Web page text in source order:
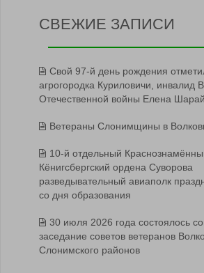
СВЕЖИЕ ЗАПИСИ
Свой 97-й день рождения
агрогородка Куриловичи, инвалид
Отечественной войны Елена Шарай
Ветераны Слонимщины в
10-й отдельный
Кёнигсбергский ордена Суворова
разведывательный авиаполк
со дня образования
30 июля 2026 года состоялось
заседание советов ветеранов
Слонимского районов